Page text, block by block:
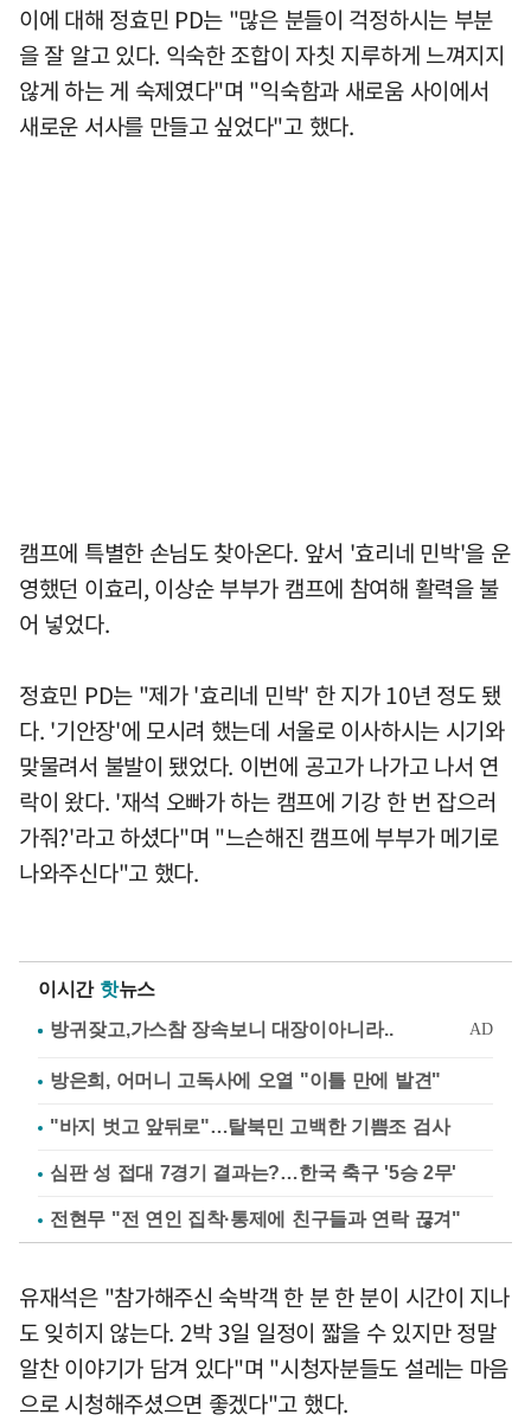
이에 대해 정효민 PD는 "많은 분들이 걱정하시는 부분
을 잘 알고 있다. 익숙한 조합이 자칫 지루하게 느껴지지
않게 하는 게 숙제였다"며 "익숙함과 새로움 사이에서
새로운 서사를 만들고 싶었다"고 했다.
캠프에 특별한 손님도 찾아온다. 앞서 '효리네 민박'을 운
영했던 이효리, 이상순 부부가 캠프에 참여해 활력을 불
어 넣었다.
정효민 PD는 "제가 '효리네 민박' 한 지가 10년 정도 됐
다. '기안장'에 모시려 했는데 서울로 이사하시는 시기와
맞물려서 불발이 됐었다. 이번에 공고가 나가고 나서 연
락이 왔다. '재석 오빠가 하는 캠프에 기강 한 번 잡으러
가줘?'라고 하셨다"며 "느슨해진 캠프에 부부가 메기로
나와주신다"고 했다.
이시간 핫뉴스
방은희, 어머니 고독사에 오열 "이틀 만에 발견"
"바지 벗고 앞뒤로"…탈북민 고백한 기쁨조 검사
심판 성 접대 7경기 결과는?…한국 축구 '5승 2무'
전현무 "전 연인 집착·통제에 친구들과 연락 끊겨"
유재석은 "참가해주신 숙박객 한 분 한 분이 시간이 지나
도 잊히지 않는다. 2박 3일 일정이 짧을 수 있지만 정말
알찬 이야기가 담겨 있다"며 "시청자분들도 설레는 마음
으로 시청해주셨으면 좋겠다"고 했다.